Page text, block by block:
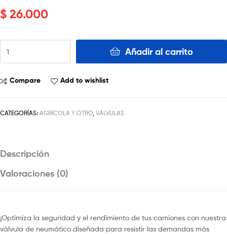
$ 26.000
Añadir al carrito
Compare Add to wishlist
CATEGORÍAS: AGRÍCOLA Y OTRO, VÁLVULAS
Descripción
Valoraciones (0)
¡Optimiza la seguridad y el rendimiento de tus camiones con nuestra
válvula de neumático diseñada para resistir las demandas más